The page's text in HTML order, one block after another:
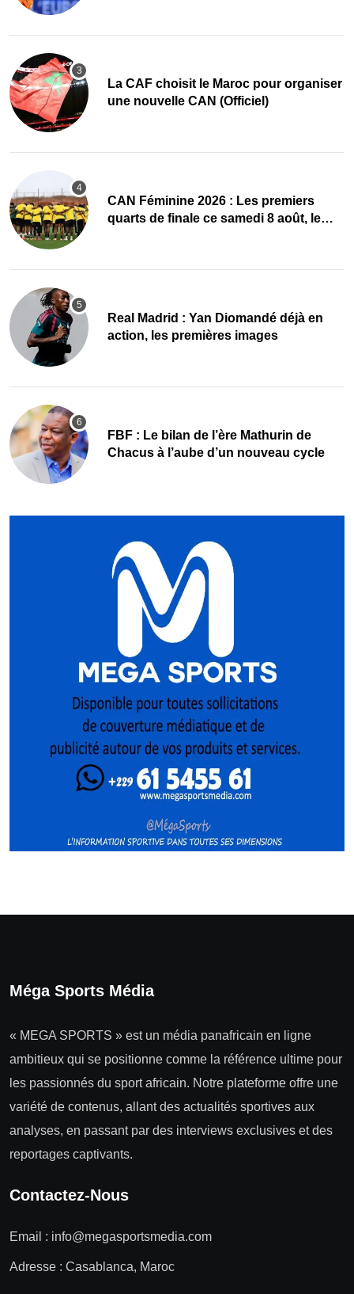
La CAF choisit le Maroc pour organiser
une nouvelle CAN (Officiel)
CAN Féminine 2026 : Les premiers
quarts de finale ce samedi 8 août, le
Real Madrid : Yan Diomandé déjà en
action, les premières images
FBF : Le bilan de l’ère Mathurin de
Chacus à l’aube d’un nouveau cycle
Méga Sports Média
« MEGA SPORTS » est un média panafricain en ligne
ambitieux qui se positionne comme la référence ultime pour
les passionnés du sport africain. Notre plateforme offre une
variété de contenus, allant des actualités sportives aux
analyses, en passant par des interviews exclusives et des
reportages captivants.
Contactez-Nous
Email : info@megasportsmedia.com
Adresse : Casablanca, Maroc